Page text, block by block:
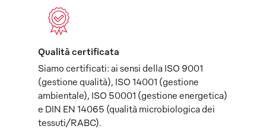
Qualità certificata
Siamo certificati: ai sensi della ISO 9001
(gestione qualità), ISO 14001 (gestione
ambientale), ISO 50001 (gestione energetica)
e DIN EN 14065 (qualità microbiologica dei
tessuti/RABC).